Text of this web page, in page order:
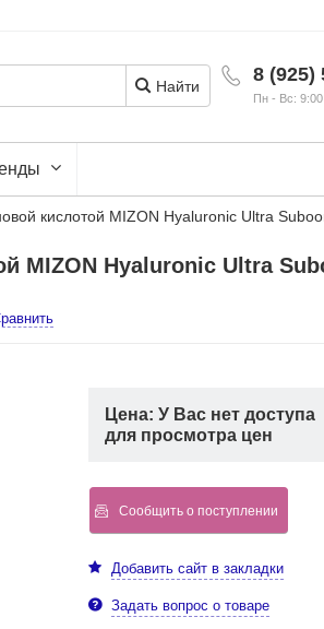
8 (925)
Пн - Вс:
Найти
кислотой MIZON Hyaluronic Ultra
MIZON Hyaluronic Ultra
Цена: У Вас нет доступа
для просмотра цен
Сообщить о поступлении
Добавить сайт в закладки
Задать вопрос о товаре